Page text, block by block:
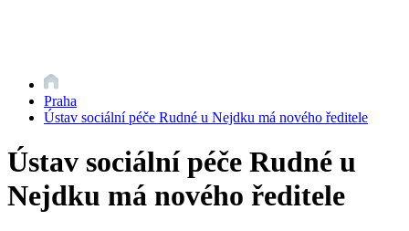
Praha
Ústav sociální péče Rudné u Nejdku má nového ředitele
Ústav sociální péče Rudné u
Nejdku má nového ředitele